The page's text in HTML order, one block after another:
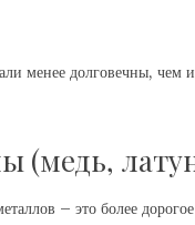
менее долговечны,
(медь,
– это более